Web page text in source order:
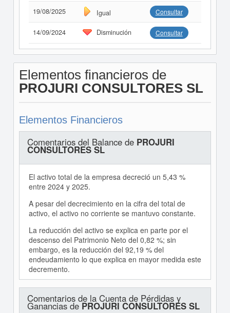
19/08/2025 Igual Consultar
14/09/2024 Disminución Consultar
Elementos financieros de
PROJURI CONSULTORES SL
Elementos Financieros
Comentarios del Balance de PROJURI
CONSULTORES SL
El activo total de la empresa decreció un 5,43 %
entre 2024 y 2025.
A pesar del decrecimiento en la cifra del total de
activo, el activo no corriente se mantuvo constante.
La reducción del activo se explica en parte por el
descenso del Patrimonio Neto del 0,82 %; sin
embargo, es la reducción del 92,19 % del
endeudamiento lo que explica en mayor medida este
decremento.
Comentarios de la Cuenta de Pérdidas y
Ganancias dePROJURI CONSULTORES SL